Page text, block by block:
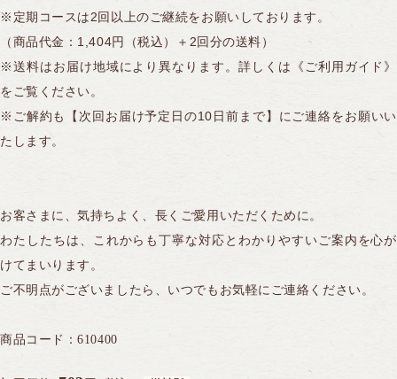
平日AM9:00〜PM5:30（日・祝休）
WEBからのお問い合わせはこちら
※定期コースは2回以上のご継続をお願いしております。
（商品代金：1,404円（税込）＋2回分の送料）
※送料はお届け地域により異なります。詳しくは《ご利用ガイド》
をご覧ください。
※ご解約も【次回お届け予定日の10日前まで】にご連絡をお願いい
たします。
お客さまに、気持ちよく、長くご愛用いただくために。
わたしたちは、これからも丁寧な対応とわかりやすいご案内を心が
けてまいります。
ご不明点がございましたら、いつでもお気軽にご連絡ください。
商品コード：610400